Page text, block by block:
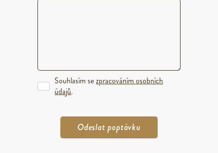
Souhlasím sezpracováním osobních
údajů.